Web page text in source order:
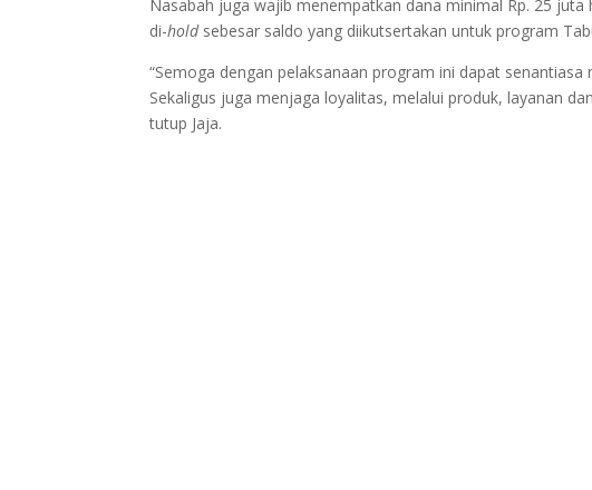
Nasabah juga wajib menempatkan dana minimal Rp. 25
di-holdsebesar saldo yang diikutsertakan untuk program
“Semoga dengan pelaksanaan program ini dapat
Sekaligus juga menjaga loyalitas, melalui produk, layanan
tutup Jaja.